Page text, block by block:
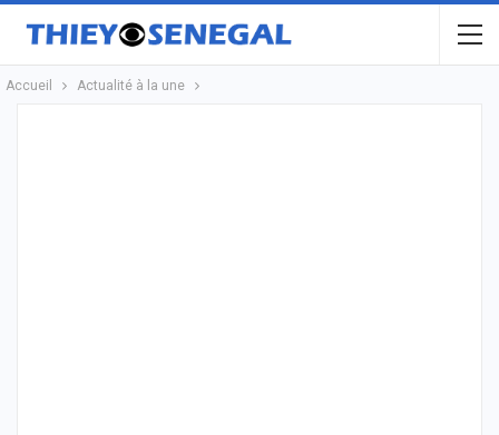
Accueil Actualité à la une